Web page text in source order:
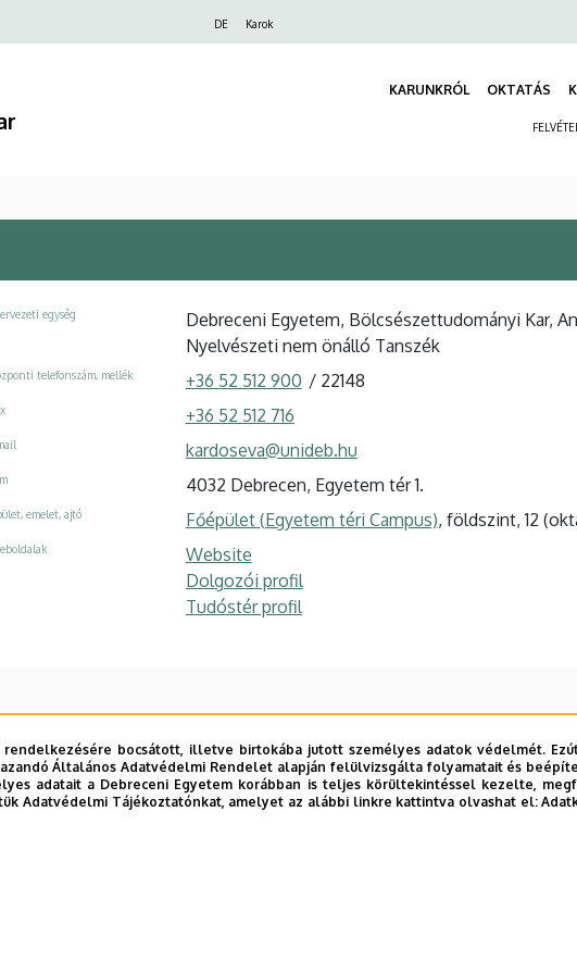
DE Karok
KARUNKRÓL OKTATÁS
egység
Debreceni Egyetem, Bölcsészettudományi Kar,
Nyelvészeti nem önálló Tanszék
telefonszám, mellék +36 52 512 900 / 22148
+36 52 512 716
kardoseva@unideb.hu
4032 Debrecen, Egyetem tér 1.
emelet, ajtó Főépület (Egyetem téri Campus), földszint, 12
Website
Dolgozói profil
Tudóstér profil
bocsátott, illetve birtokába jutott személyes adatok védelmét.
Általános Adatvédelmi Rendelet alapján felülvizsgálta folyamatait és
adatait a Debreceni Egyetem korábban is teljes körültekintéssel kezelte,
Adatvédelmi Tájékoztatónkat, amelyet az alábbi linkre kattintva olvashat el: